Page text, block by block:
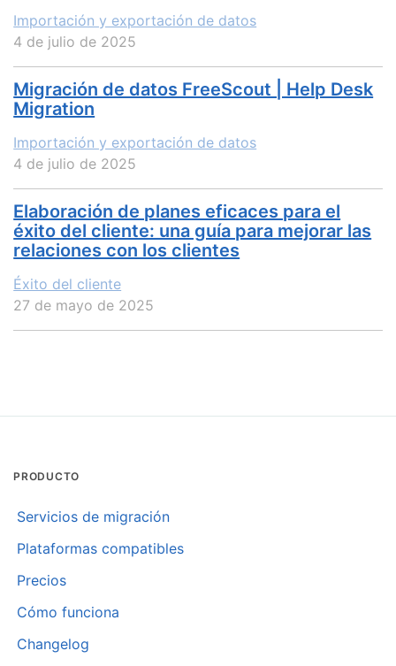
Importación y exportación de datos
4 de julio de 2025
Migración de datos FreeScout | Help Desk
Migration
Importación y exportación de datos
4 de julio de 2025
Elaboración de planes eficaces para el
éxito del cliente: una guía para mejorar las
relaciones con los clientes
Éxito del cliente
27 de mayo de 2025
PRODUCTO
Servicios de migración
Plataformas compatibles
Precios
Cómo funciona
Changelog